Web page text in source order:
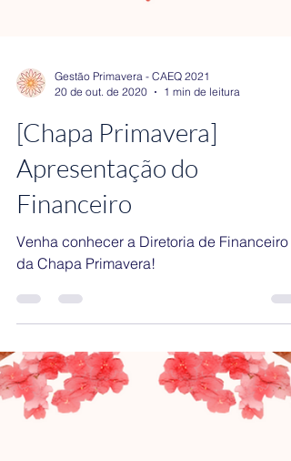
Gestão Primavera - CAEQ 2021
[Chapa Primavera]
Apresentação do
Financeiro
Venha conhecer a Diretoria de Financeiro
da Chapa Primavera!